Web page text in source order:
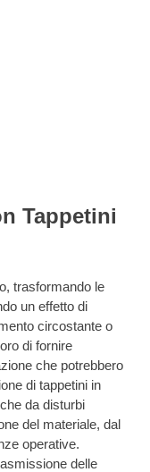
Tappetini
trasformando le
un effetto di
circostante o
di fornire
che potrebbero
di tappetini in
da disturbi
del materiale, dal
operative.
delle